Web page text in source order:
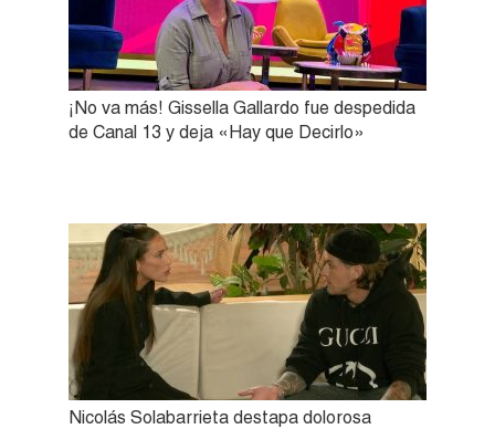
¡No va más! Gissella Gallardo fue despedida
de Canal 13 y deja «Hay que Decirlo»
Nicolás Solabarrieta destapa dolorosa